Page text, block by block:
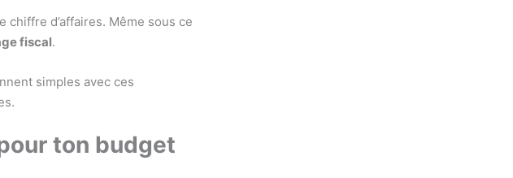
chiffre d’affaires. Même sous ce
fiscal.
simples avec ces
ton budget